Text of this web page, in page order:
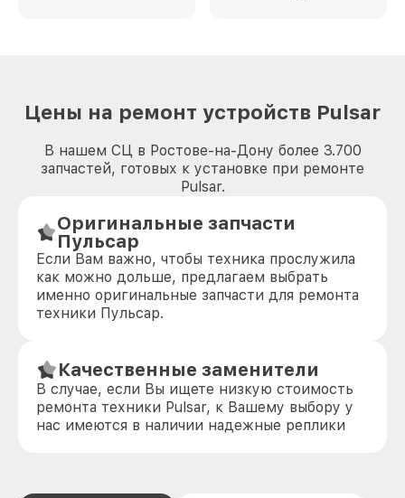
Цены на ремонт устройств Pulsar
В нашем СЦ в Ростове-на-Дону более 3.700
запчастей, готовых к установке при ремонте
Pulsar.
Оригинальные запчасти
Пульсар
Если Вам важно, чтобы техника прослужила
как можно дольше, предлагаем выбрать
именно оригинальные запчасти для ремонта
техники Пульсар.
Качественные заменители
В случае, если Вы ищете низкую стоимость
ремонта техники Pulsar, к Вашему выбору у
нас имеются в наличии надежные реплики